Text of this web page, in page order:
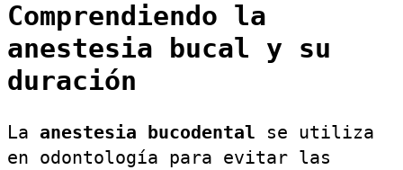
Comprendiendo la
anestesia bucal y su
duración
La anestesia bucodental se utiliza
en odontología para evitar las